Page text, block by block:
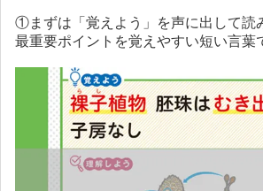
①まずは「覚えよう」を声に出して読
最重要ポイントを覚えやすい短い言葉